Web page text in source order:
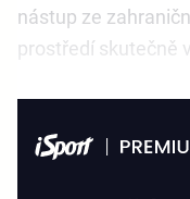
nástup ze
prostředí skutečně